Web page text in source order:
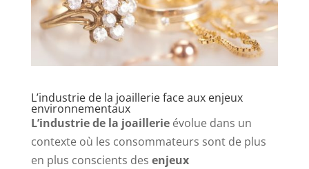
L’industrie de la joaillerie face aux enjeux
environnementaux
L’industrie de la joaillerieévolue dans un
contexte où les consommateurs sont de plus
en plus conscients des enjeux